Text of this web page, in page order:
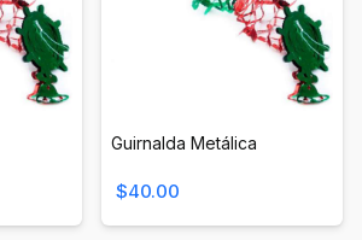
Guirnalda Metálica
$40.00